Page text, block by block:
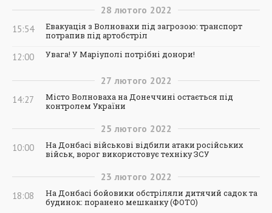
28 лютого 2022
15:54
Евакуація з Волновахи під загрозою: транспорт
потрапив під артобстріл
12:00 Увага! У Маріуполі потрібні донори!
27 лютого 2022
14:27
Місто Волноваха на Донеччині остається під
контролем України
25 лютого 2022
10:00
На Донбасі військові відбили атаки російських
військ, ворог використовує техніку ЗСУ
23 лютого 2022
18:08
На Донбасі бойовики обстріляли дитячий садок та
будинок: поранено мешканку (ФОТО)